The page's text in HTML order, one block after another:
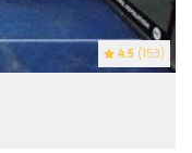
4.5 (153)